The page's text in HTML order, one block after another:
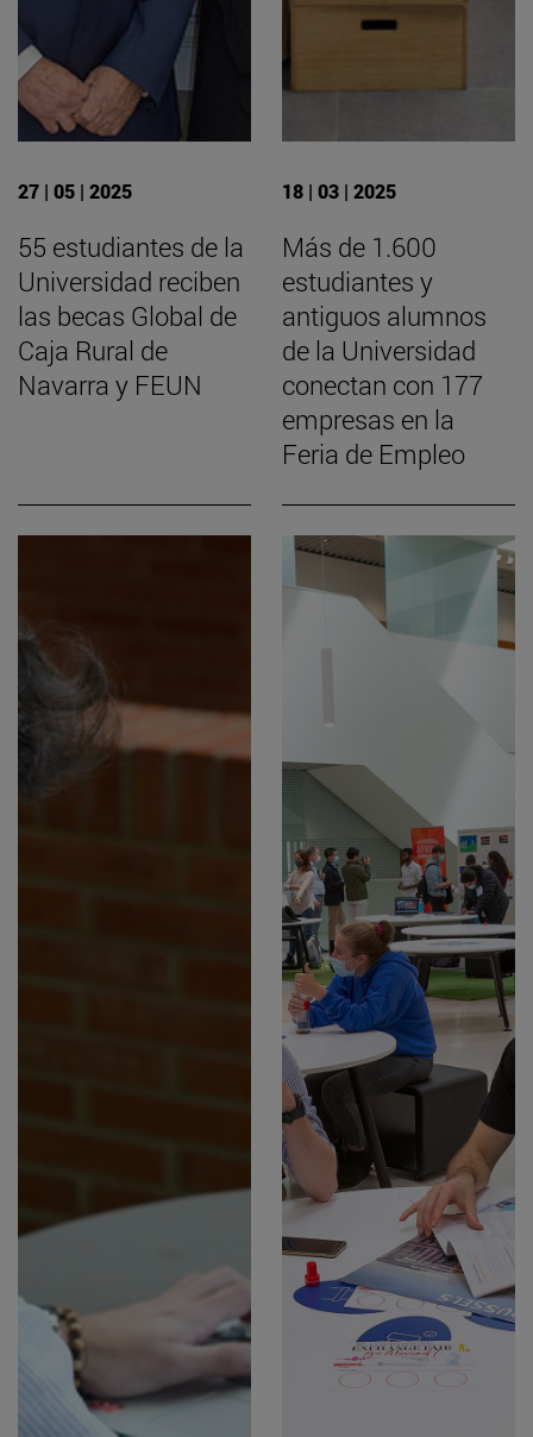
27 | 05 | 2025
55 estudiantes de la
Universidad reciben
las becas Global de
Caja Rural de
Navarra y FEUN
18 | 03 | 2025
Más de 1.600
estudiantes y
antiguos alumnos
de la Universidad
conectan con 177
empresas en la
Feria de Empleo